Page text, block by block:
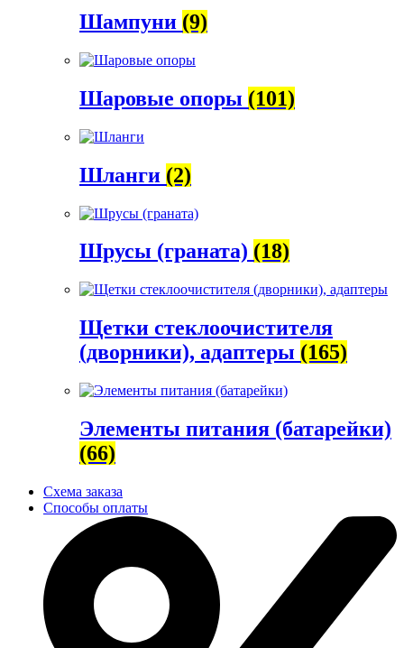
Шампуни (9)
Шаровые опоры (101)
Шланги (2)
Шрусы (граната) (18)
Щетки стеклоочистителя
(дворники), адаптеры (165)
Элементы питания (батарейки)
(66)
Схема заказа
Способы оплаты